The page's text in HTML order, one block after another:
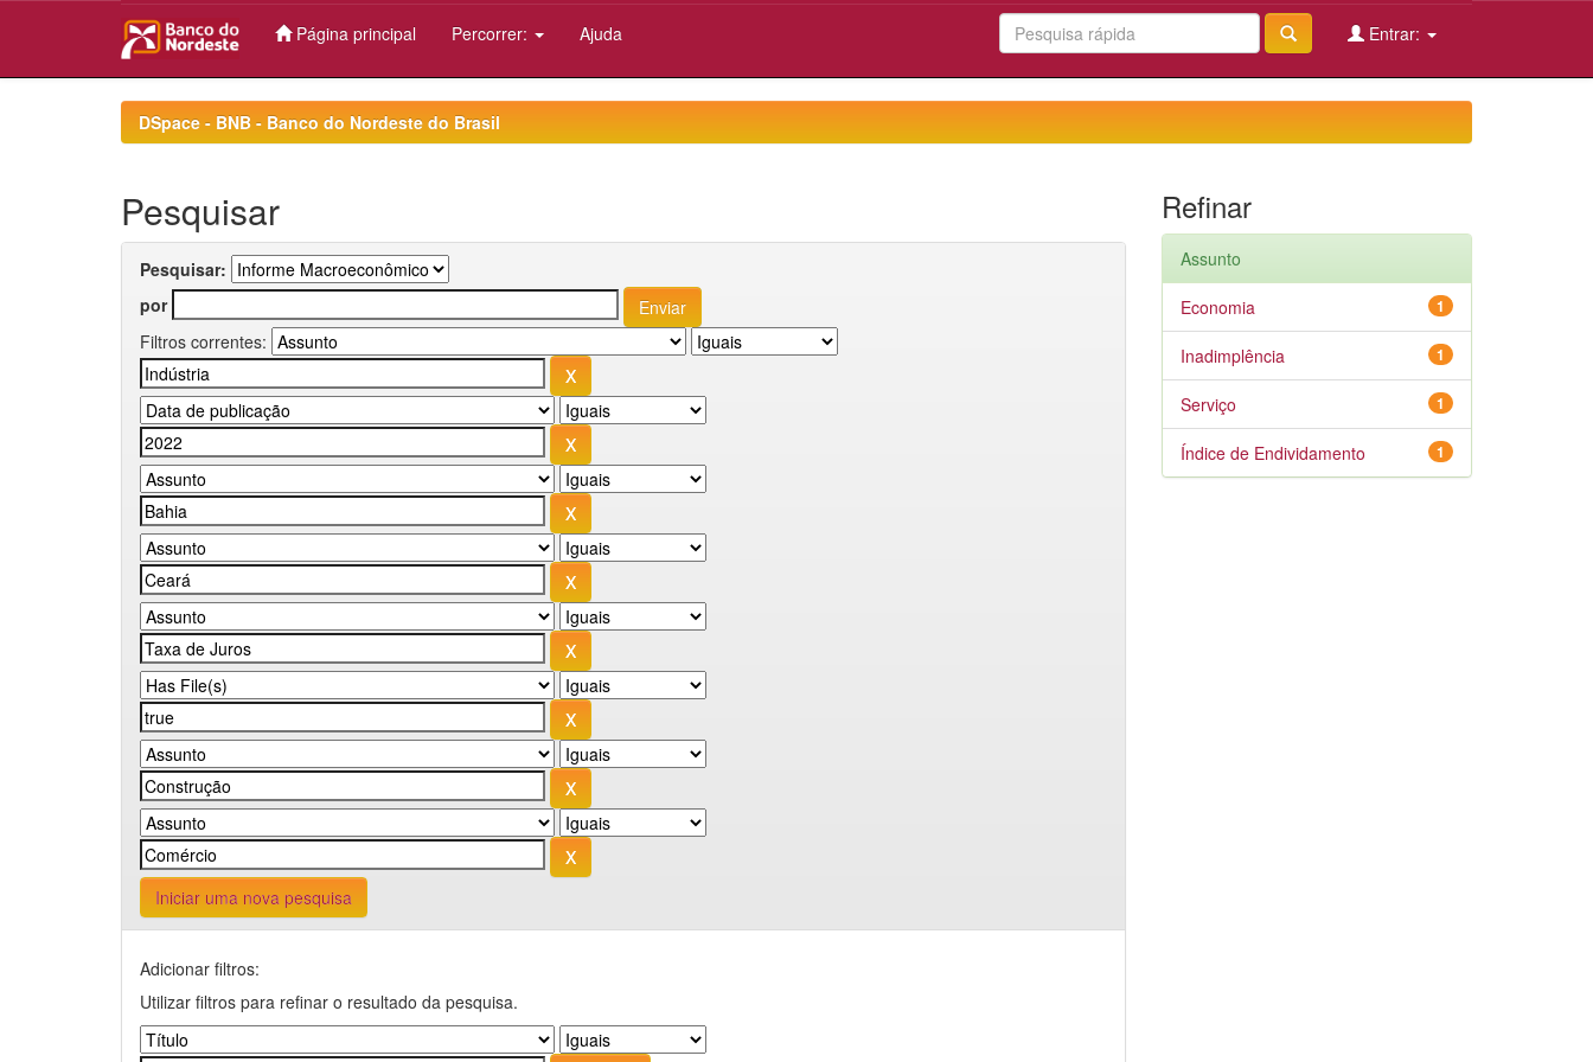
Página principal Percorrer: Ajuda Entrar:
DSpace - BNB - Banco do Nordeste do Brasil
Pesquisar
Pesquisar:
por
Filtros correntes:
Iniciar uma nova pesquisa
Adicionar filtros:
Utilizar filtros para refinar o resultado da pesquisa.
Refinar
Assunto
1
Economia
1
Inadimplência
1
Serviço
1
Índice de Endividamento